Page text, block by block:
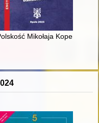
szlacheckich w XVI-
Mikołaja Kopernika z